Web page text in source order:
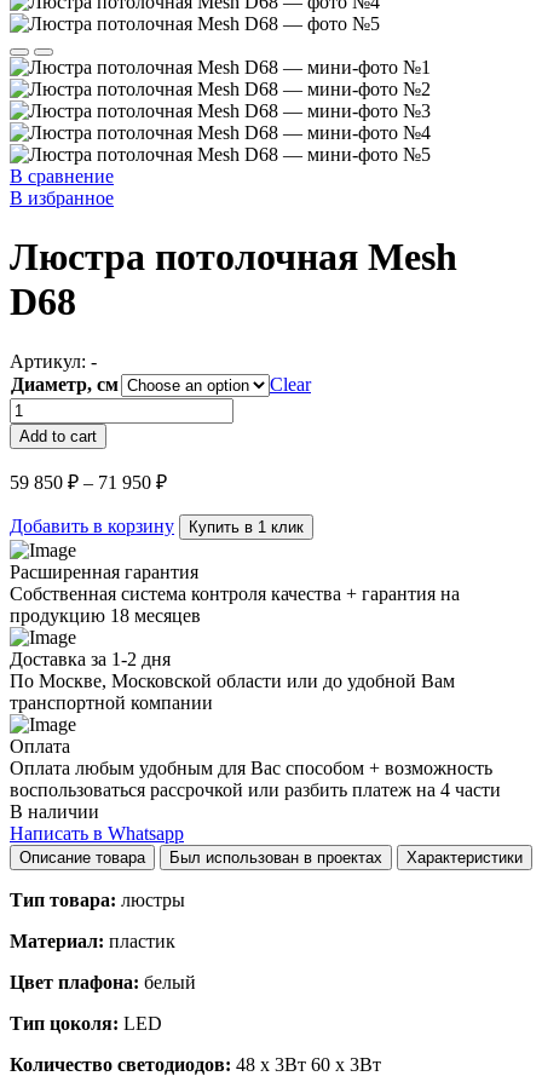
В сравнение
В избранное
Люстра потолочная Mesh
D68
Артикул: -
Диаметр, см
Clear
Люстра
потолочная
Mesh
D68
quantity
Add to cart
59 850 ₽ – 71 950 ₽
Добавить в корзину Купить в 1 клик
Расширенная гарантия
Собственная система контроля качества + гарантия на
продукцию 18 месяцев
Доставка за 1-2 дня
По Москве, Московской области или до удобной Вам
транспортной компании
Оплата
Оплата любым удобным для Вас способом + возможность
воспользоваться рассрочкой или разбить платеж на 4 части
В наличии
Написать в Whatsapp
Описание товара Был использован в проектах Характеристики
Тип товара: люстры
Материал: пластик
Цвет плафона: белый
Тип цоколя: LED
Количество светодиодов: 48 x 3Вт 60 x 3Вт